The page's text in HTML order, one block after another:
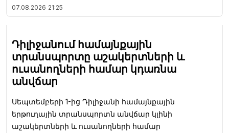
07.08.2026 21:25
Դիլիջանում համայնքային
տրանսպորտը աշակերտների և
ուսանողների համար կդառնա
անվճար
Սեպտեմբերի 1-ից Դիլիջանի համայնքային
երթուղային տրանսպորտն անվճար կլինի
աշակերտների և ուսանողների համար